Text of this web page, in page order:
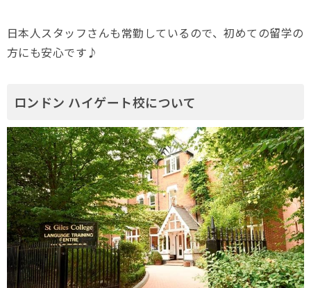
日本人スタッフさんも常勤しているので、初めての留学の
方にも安心です♪
ロンドン ハイゲート校について